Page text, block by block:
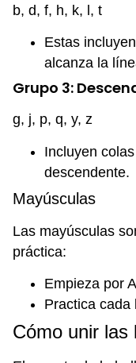
b, d, f, h, k, l, t
Estas
alcanza la
Grupo 3:
g, j, p, q, y, z
Incluyen
descendente.
Mayúsculas
Las mayúsculas
práctica:
Empieza por
Practica cada
Cómo unir las